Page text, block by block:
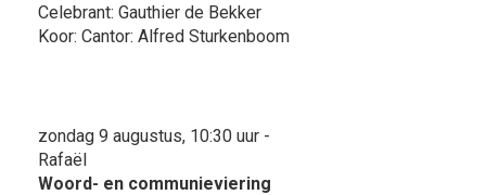
Celebrant: Gauthier de Bekker
Koor: Cantor: Alfred Sturkenboom
zondag 9 augustus, 10:30 uur -
Rafaël
Woord- en communieviering